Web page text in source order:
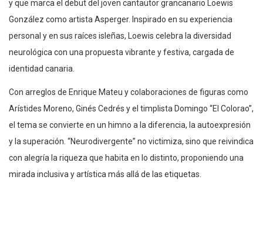
y que marca el debut del joven cantautor grancanario Loewis
González como artista Asperger. Inspirado en su experiencia
personal y en sus raíces isleñas, Loewis celebra la diversidad
neurológica con una propuesta vibrante y festiva, cargada de
identidad canaria.
Con arreglos de Enrique Mateu y colaboraciones de figuras como
Arístides Moreno, Ginés Cedrés y el timplista Domingo “El Colorao”,
el tema se convierte en un himno a la diferencia, la autoexpresión
y la superación. “Neurodivergente” no victimiza, sino que reivindica
con alegría la riqueza que habita en lo distinto, proponiendo una
mirada inclusiva y artística más allá de las etiquetas.